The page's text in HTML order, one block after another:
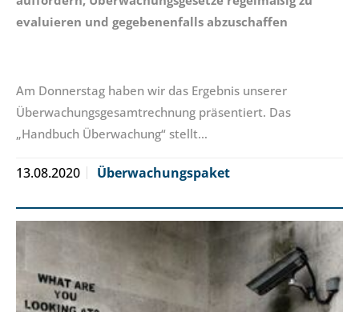
evaluieren und gegebenenfalls abzuschaffen
Am Donnerstag haben wir das Ergebnis unserer
Überwachungsgesamtrechnung präsentiert. Das
„Handbuch Überwachung“ stellt…
13.08.2020 Überwachungspaket